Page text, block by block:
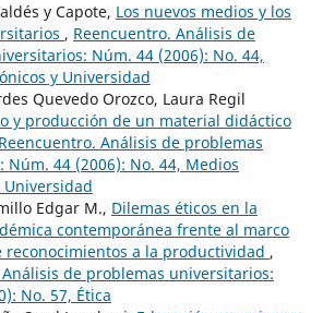
y Capote, Los nuevos medios y los
, Reencuentro. Análisis de
Núm. 44 (2006): No. 44,
y Universidad
Quevedo Orozco, Laura Regil
y producción de un material didáctico
Reencuentro. Análisis de problemas
Núm. 44 (2006): No. 44, Medios
Edgar M., Dilemas éticos en la
contemporánea frente al marco
reconocimientos a la productividad ,
de problemas universitarios:
No. 57, Ética